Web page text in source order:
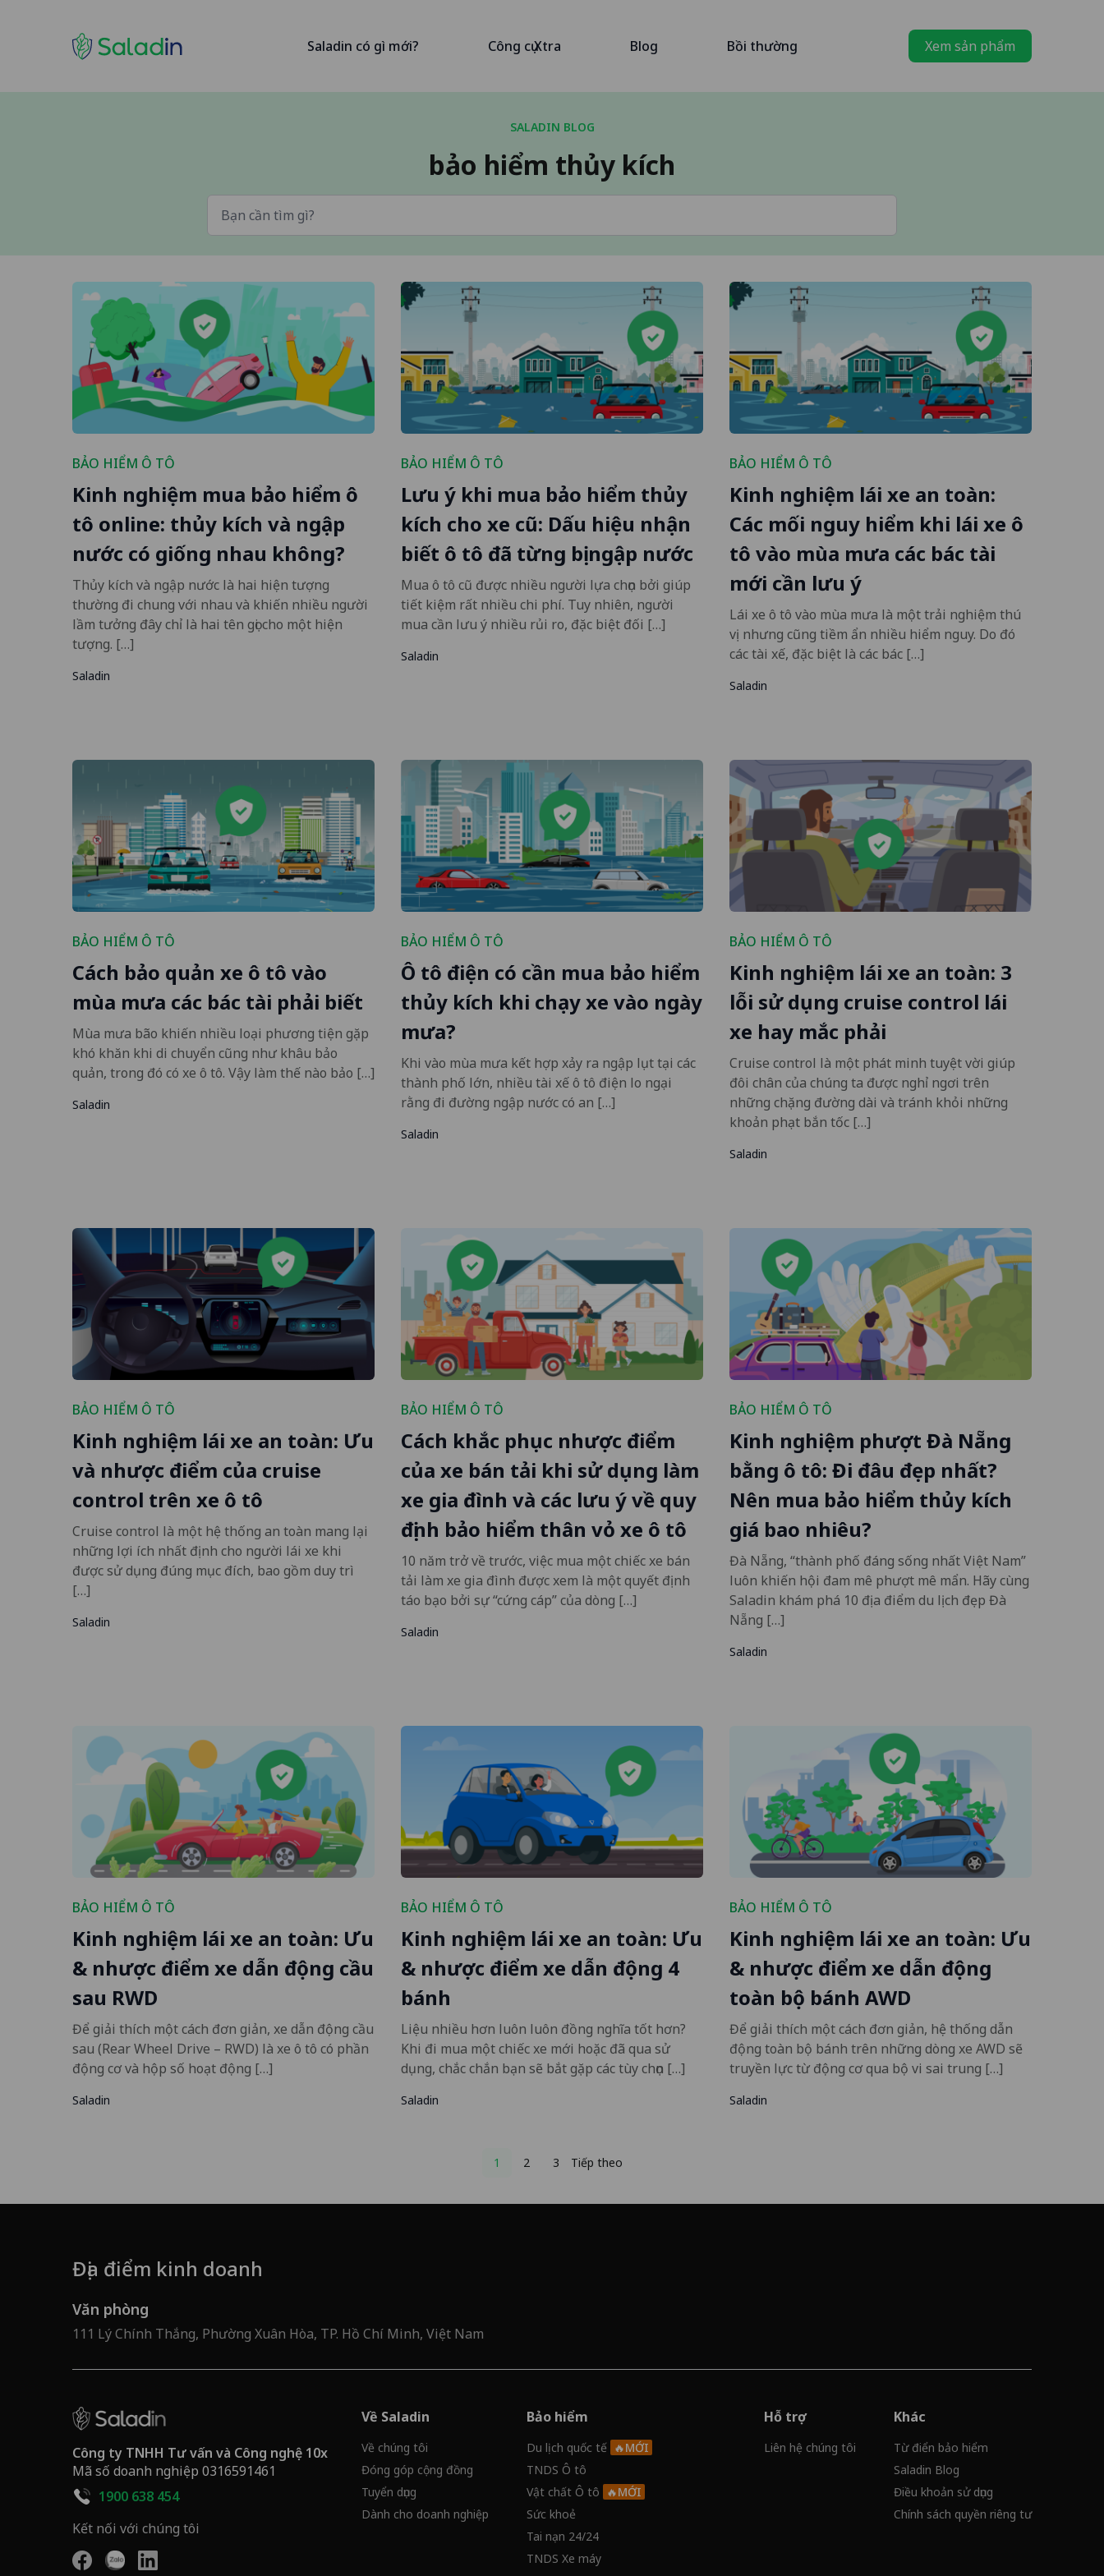
Saladin có gì mới? Công cụ Xtra Blog Bồi thường Xem sản phẩm
SALADIN BLOG
bảo hiểm thủy kích
BẢO HIỂM Ô TÔ
Kinh nghiệm mua bảo hiểm ô
tô online: thủy kích và ngập
nước có giống nhau không?
Thủy kích và ngập nước là hai hiện tượng
thường đi chung với nhau và khiến nhiều người
lầm tưởng đây chỉ là hai tên gọi cho một hiện
tượng. […]
Saladin
BẢO HIỂM Ô TÔ
Lưu ý khi mua bảo hiểm thủy
kích cho xe cũ: Dấu hiệu nhận
biết ô tô đã từng bị ngập nước
Mua ô tô cũ được nhiều người lựa chọn bởi giúp
tiết kiệm rất nhiều chi phí. Tuy nhiên, người
mua cần lưu ý nhiều rủi ro, đặc biệt đối […]
Saladin
BẢO HIỂM Ô TÔ
Kinh nghiệm lái xe an toàn:
Các mối nguy hiểm khi lái xe ô
tô vào mùa mưa các bác tài
mới cần lưu ý
Lái xe ô tô vào mùa mưa là một trải nghiệm thú
vị nhưng cũng tiềm ẩn nhiều hiểm nguy. Do đó
các tài xế, đặc biệt là các bác […]
Saladin
BẢO HIỂM Ô TÔ
Cách bảo quản xe ô tô vào
mùa mưa các bác tài phải biết
Mùa mưa bão khiến nhiều loại phương tiện gặp
khó khăn khi di chuyển cũng như khâu bảo
quản, trong đó có xe ô tô. Vậy làm thế nào bảo […]
Saladin
BẢO HIỂM Ô TÔ
Ô tô điện có cần mua bảo hiểm
thủy kích khi chạy xe vào ngày
mưa?
Khi vào mùa mưa kết hợp xảy ra ngập lụt tại các
thành phố lớn, nhiều tài xế ô tô điện lo ngại
rằng đi đường ngập nước có an […]
Saladin
BẢO HIỂM Ô TÔ
Kinh nghiệm lái xe an toàn: 3
lỗi sử dụng cruise control lái
xe hay mắc phải
Cruise control là một phát minh tuyệt vời giúp
đôi chân của chúng ta được nghỉ ngơi trên
những chặng đường dài và tránh khỏi những
khoản phạt bắn tốc […]
Saladin
BẢO HIỂM Ô TÔ
Kinh nghiệm lái xe an toàn: Ưu
và nhược điểm của cruise
control trên xe ô tô
Cruise control là một hệ thống an toàn mang lại
những lợi ích nhất định cho người lái xe khi
được sử dụng đúng mục đích, bao gồm duy trì
[…]
Saladin
BẢO HIỂM Ô TÔ
Cách khắc phục nhược điểm
của xe bán tải khi sử dụng làm
xe gia đình và các lưu ý về quy
định bảo hiểm thân vỏ xe ô tô
10 năm trở về trước, việc mua một chiếc xe bán
tải làm xe gia đình được xem là một quyết định
táo bạo bởi sự “cứng cáp” của dòng […]
Saladin
BẢO HIỂM Ô TÔ
Kinh nghiệm phượt Đà Nẵng
bằng ô tô: Đi đâu đẹp nhất?
Nên mua bảo hiểm thủy kích
giá bao nhiêu?
Đà Nẵng, “thành phố đáng sống nhất Việt Nam”
luôn khiến hội đam mê phượt mê mẩn. Hãy cùng
Saladin khám phá 10 địa điểm du lịch đẹp Đà
Nẵng […]
Saladin
BẢO HIỂM Ô TÔ
Kinh nghiệm lái xe an toàn: Ưu
& nhược điểm xe dẫn động cầu
sau RWD
Để giải thích một cách đơn giản, xe dẫn động cầu
sau (Rear Wheel Drive – RWD) là xe ô tô có phần
động cơ và hộp số hoạt động […]
Saladin
BẢO HIỂM Ô TÔ
Kinh nghiệm lái xe an toàn: Ưu
& nhược điểm xe dẫn động 4
bánh
Liệu nhiều hơn luôn luôn đồng nghĩa tốt hơn?
Khi đi mua một chiếc xe mới hoặc đã qua sử
dụng, chắc chắn bạn sẽ bắt gặp các tùy chọn […]
Saladin
BẢO HIỂM Ô TÔ
Kinh nghiệm lái xe an toàn: Ưu
& nhược điểm xe dẫn động
toàn bộ bánh AWD
Để giải thích một cách đơn giản, hệ thống dẫn
động toàn bộ bánh trên những dòng xe AWD sẽ
truyền lực từ động cơ qua bộ vi sai trung […]
Saladin
Posts
1 2 3 Tiếp theo
Địa điểm kinh doanh
Văn phòng
111 Lý Chính Thắng, Phường Xuân Hòa, TP. Hồ Chí Minh, Việt Nam
Công ty TNHH Tư vấn và Công nghệ 10x
Mã số doanh nghiệp 0316591461
1900 638 454
Kết nối với chúng tôi
Về Saladin
Về chúng tôi
Đóng góp cộng đồng
Tuyển dụng
Dành cho doanh nghiệp
Bảo hiểm
Du lịch quốc tế
TNDS Ô tô
Vật chất Ô tô
Sức khoẻ
Tai nạn 24/24
TNDS Xe máy
Hỗ trợ
Liên hệ chúng tôi
Khác
Từ điển bảo hiểm
Saladin Blog
Điều khoản sử dụng
Chính sách quyền riêng tư